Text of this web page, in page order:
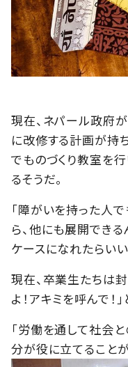
現在、ネパール政府
に改修する計画が持
でものづくり教室を
るそうだ。
「障がいを持った人
ら、他にも展開できる
ケースになれたらい
現在、卒業生たちは
よ！アキミを呼んで！
「労働を通して社会
分が役に立てること